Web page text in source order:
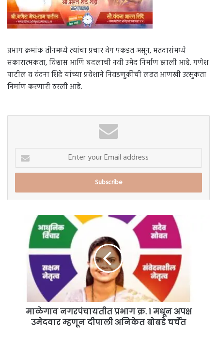
प्रभाग क्रमांक तीनमध्ये त्यांचा प्रचार वेग पकडत असून, मतदारांमध्ये
सकारात्मकता, विश्वास आणि बदलाची नवी उमेद निर्माण झाली आहे. गणेश
पाटील व वंदना शिंदे यांच्या प्रवेशाने निवडणुकीची लढत आणखी उत्सुकता
निर्माण करणारी ठरली आहे.
Enter
your
Email
नगरपंचायतीत
माळेगाव नगरपंचायतीत प्रभाग क्र. 1 मधून अपक्ष
उमेदवार म्हणून दीपाली अनिकेत बोबडे चर्चेत